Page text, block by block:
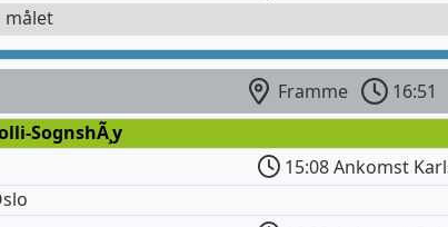
Framme
16:51
SognshÃ¸y
15:08 Ankomst